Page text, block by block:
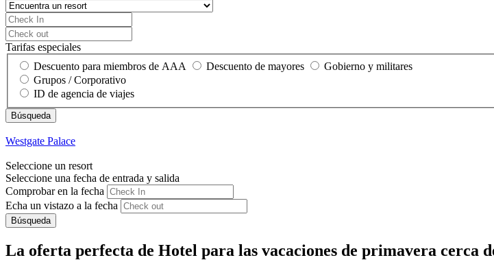
Tarifas especiales
Descuento para miembros de AAA
Descuento de mayores
Gobierno y militares
Grupos / Corporativo
ID de agencia de viajes
Westgate Palace
Seleccione un resort
Seleccione una fecha de entrada y salida
Comprobar en la fecha
Echa un vistazo a la fecha
Búsqueda
La oferta perfecta de Hotel para las vacaciones de primavera cerca